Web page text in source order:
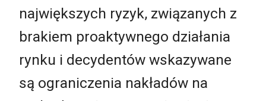
największych ryzyk, związanych z
brakiem proaktywnego działania
rynku i decydentów wskazywane
są ograniczenia nakładów na